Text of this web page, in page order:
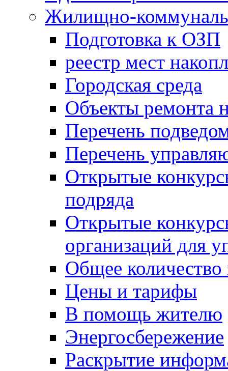
Жилищно-
Подготовка к ОЗП
реестр мест
Городская среда
Объекты ремонта
Перечень
Перечень
Открытые
подряда
Открытые
организаций для
Общее
Цены и тарифы
В помощь жителю
Энергосбережение
Раскрытие